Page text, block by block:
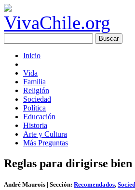
Inicio
Vida
Familia
Religión
Sociedad
Política
Educación
Historia
Arte y Cultura
Más Preguntas
Reglas para dirigirse bien
André Maurois | Sección: Recomendados,